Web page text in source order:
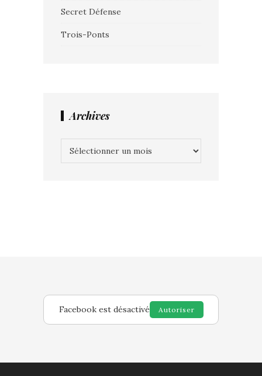
Secret Défense
Trois-Ponts
Archives
Facebook est désactivé Autoriser